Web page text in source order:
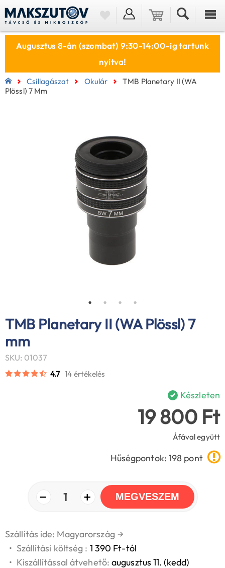
Augusztus 8-án (szombat) 9:30-14:00-ig tartunk
nyitva!
Csillagászat Okulár
TMB Planetary II (WA
Plössl) 7 Mm
TMB Planetary II (WA Plössl) 7
mm
SKU: 01037
4.7 14 értékelés
Készleten
19 800 Ft
Áfával együtt
Hűségpontok: 198 pont
− 1 + MEGVESZEM
Szállítás ide: Magyarország →
• Szállítási költség : 1 390 Ft-tól
• Kiszállítással átvehető:augusztus 11. (kedd)